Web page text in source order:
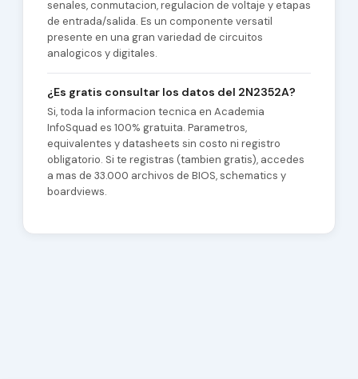
senales, conmutacion, regulacion de voltaje y etapas
de entrada/salida. Es un componente versatil
presente en una gran variedad de circuitos
analogicos y digitales.
¿Es gratis consultar los datos del 2N2352A?
Si, toda la informacion tecnica en Academia
InfoSquad es 100% gratuita. Parametros,
equivalentes y datasheets sin costo ni registro
obligatorio. Si te registras (tambien gratis), accedes
a mas de 33.000 archivos de BIOS, schematics y
boardviews.